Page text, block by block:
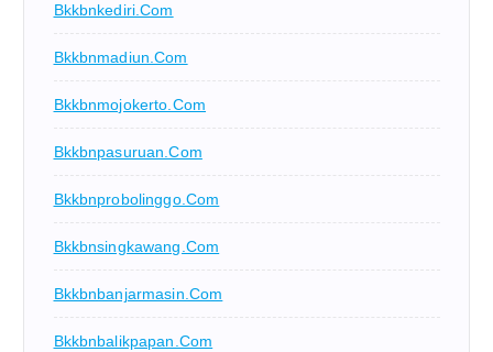
Bkkbnkediri.com
Bkkbnmadiun.com
Bkkbnmojokerto.com
Bkkbnpasuruan.com
Bkkbnprobolinggo.com
Bkkbnsingkawang.com
Bkkbnbanjarmasin.com
Bkkbnbalikpapan.com